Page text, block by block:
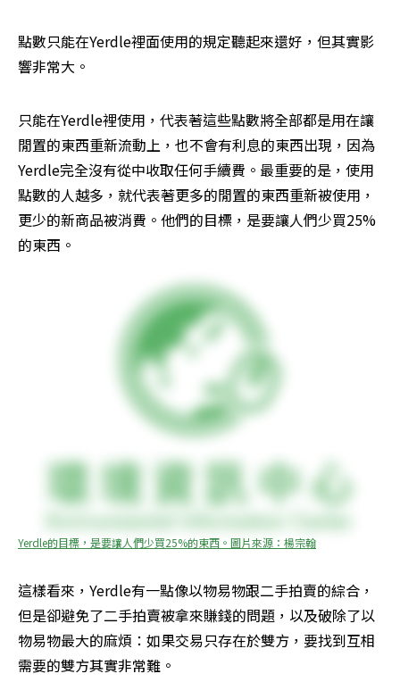
點數只能在Yerdle裡面使用的規定聽起來還好，但其實影
響非常大。
只能在Yerdle裡使用，代表著這些點數將全部都是用在讓
閒置的東西重新流動上，也不會有利息的東西出現，因為
Yerdle完全沒有從中收取任何手續費。最重要的是，使用
點數的人越多，就代表著更多的閒置的東西重新被使用，
更少的新商品被消費。他們的目標，是要讓人們少買25%
的東西。
Yerdle的目標，是要讓人們少買25%的東西。圖片來源：楊宗翰
這樣看來，Yerdle有一點像以物易物跟二手拍賣的綜合，
但是卻避免了二手拍賣被拿來賺錢的問題，以及破除了以
物易物最大的麻煩：如果交易只存在於雙方，要找到互相
需要的雙方其實非常難。